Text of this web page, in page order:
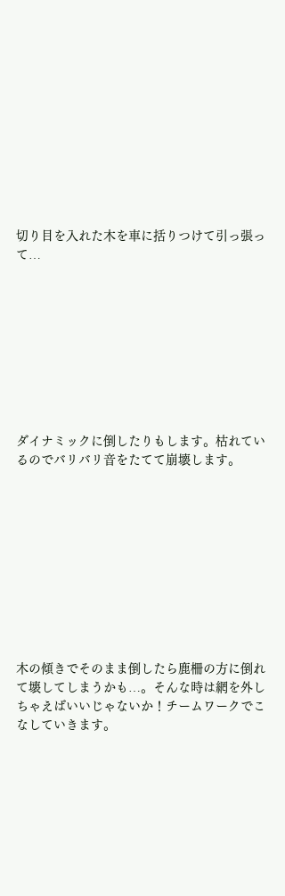
切り目を入れた木を車に括りつけて引っ張っ
て…
ダイナミックに倒したりもします。枯れてい
るのでバリバリ音をたてて崩壊します。
木の傾きでそのまま倒したら鹿柵の方に倒れ
て壊してしまうかも…。そんな時は網を外し
ちゃえばいいじゃないか！チームワークでこ
なしていきます。